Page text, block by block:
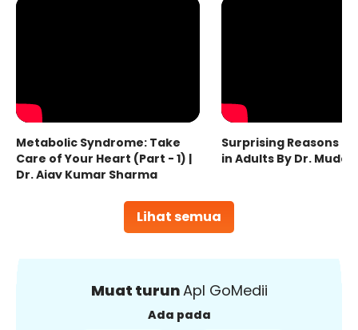
Lihat semua
Metabolic Syndrome: Take
Care of Your Heart (Part - 1) |
Dr. Ajay Kumar Sharma
Surprising Reasons
in Adults By Dr.
Muat turunApl GoMedii
Ada pada